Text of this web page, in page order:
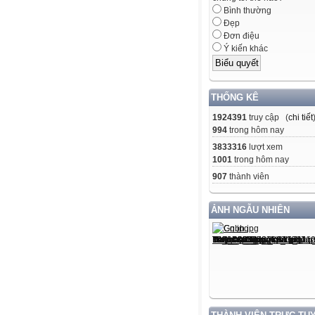
Bình thường
Đẹp
Đơn điệu
Ý kiến khác
THỐNG KÊ
1924391 truy cập (chi tiết)
994 trong hôm nay
3833316 lượt xem
1001 trong hôm nay
907 thành viên
ẢNH NGẪU NHIÊN